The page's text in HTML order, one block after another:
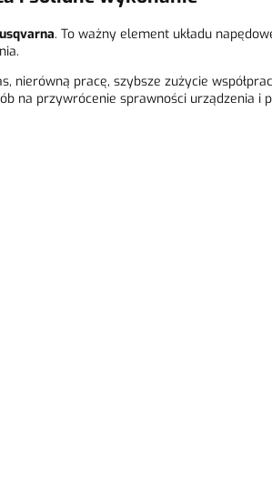
. To ważny element układu
nierówną pracę, szybsze zużycie
na przywrócenie sprawności urządzenia i